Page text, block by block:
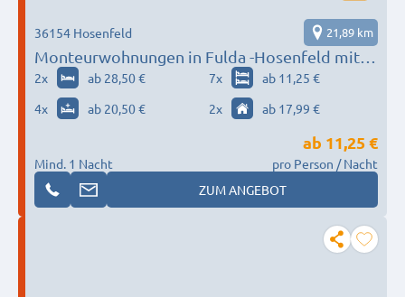
Monteurwohnungen in Fulda -Hosenfeld mit
Service
36154 Hosenfeld 21,89 km
2x ab 28,50 € 7x
ab 11,25 €
4x ab 20,50 € 2x ab 17,99 €
Mind. 1 Nacht
ab 11,25 €
pro Person / Nacht
ZUM ANGEBOT